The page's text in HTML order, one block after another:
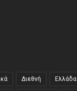
Διεθνή Ελλάδα